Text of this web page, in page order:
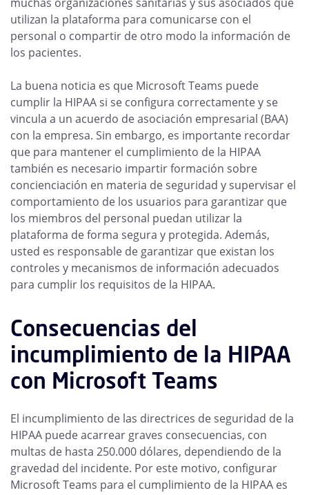
utilizan la plataforma para comunicarse con el
personal o compartir de otro modo la información de
los pacientes.
La buena noticia es que Microsoft Teams puede
cumplir la HIPAA si se configura correctamente y se
vincula a un acuerdo de asociación empresarial (BAA)
con la empresa. Sin embargo, es importante recordar
que para mantener el cumplimiento de la HIPAA
también es necesario impartir formación sobre
concienciación en materia de seguridad y supervisar el
comportamiento de los usuarios para garantizar que
los miembros del personal puedan utilizar la
plataforma de forma segura y protegida. Además,
usted es responsable de garantizar que existan los
controles y mecanismos de información adecuados
para cumplir los requisitos de la HIPAA.
Consecuencias del
incumplimiento de la HIPAA
con Microsoft Teams
El incumplimiento de las directrices de seguridad de la
HIPAA puede acarrear graves consecuencias, con
multas de hasta 250.000 dólares, dependiendo de la
gravedad del incidente. Por este motivo, configurar
Microsoft Teams para el cumplimiento de la HIPAA es